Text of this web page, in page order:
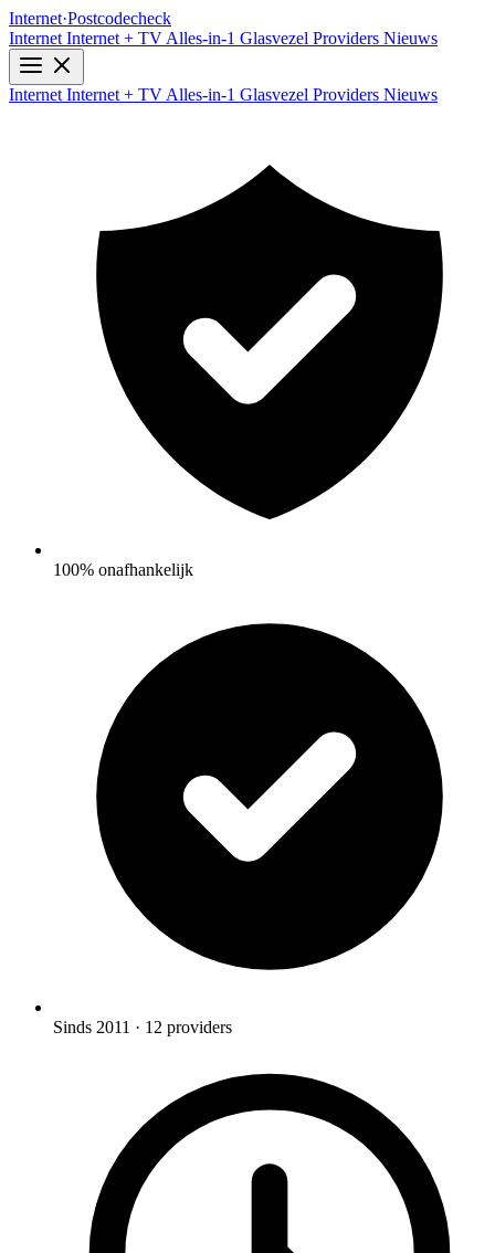
Internet·Postcodecheck
Internet Internet + TV Alles-in-1 Glasvezel Providers Nieuws
Internet Internet + TV Alles-in-1 Glasvezel Providers Nieuws
100% onafhankelijk
Sinds 2011 · 12 providers